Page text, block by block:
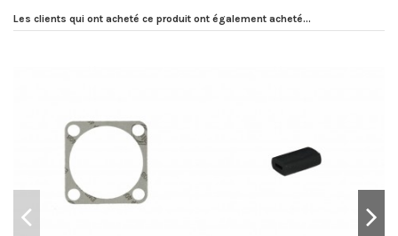
Les clients qui ont acheté ce produit ont également acheté...